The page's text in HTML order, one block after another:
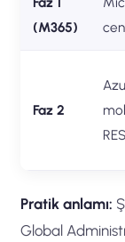
(M365)
Faz 2
Pratik anlamı:
Global